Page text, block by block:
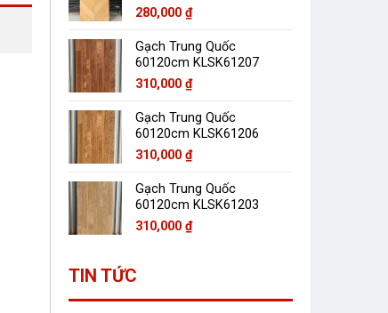
280,000 ₫
Gạch Trung Quốc
60120cm KLSK61207
310,000 ₫
Gạch Trung Quốc
60120cm KLSK61206
310,000 ₫
Gạch Trung Quốc
60120cm KLSK61203
310,000 ₫
TIN TỨC